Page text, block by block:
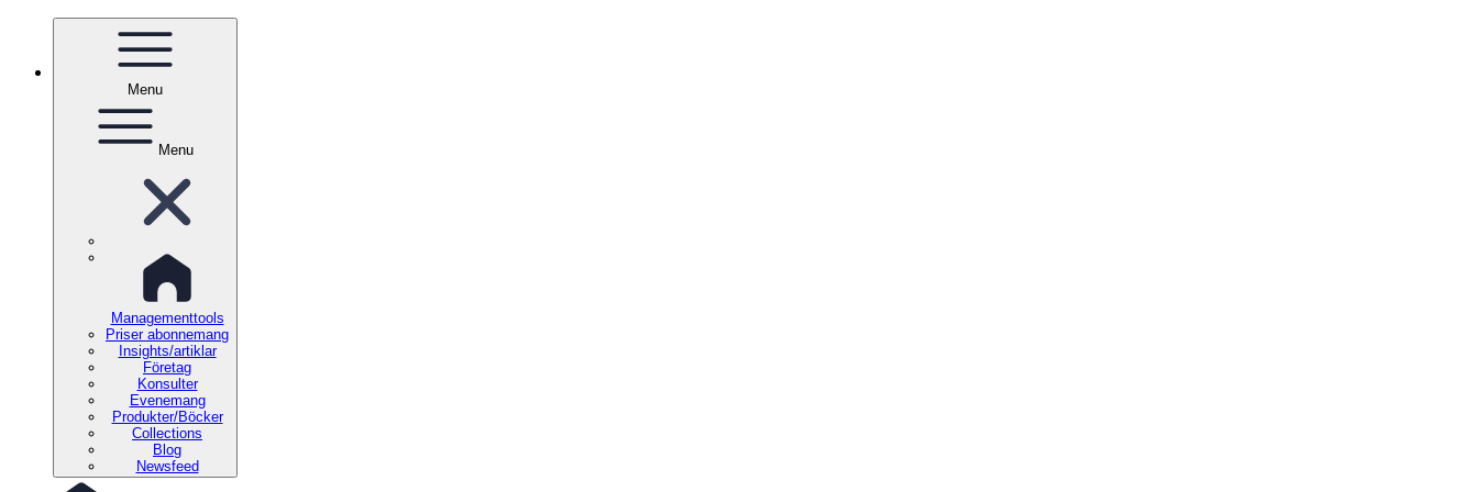
Menu
Menu
Managementtools
Priser abonnemang
Insights/artiklar
Företag
Konsulter
Evenemang
Produkter/Böcker
Collections
Blog
Newsfeed